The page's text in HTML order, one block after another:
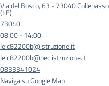
Via del Bosco, 63 - 73040 Collepasso
(LE)
73040
08:00 - 14:00
leic82200b@istruzione.it
leic82200b@pec.istruzione.it
0833341024
Naviga su Google Map